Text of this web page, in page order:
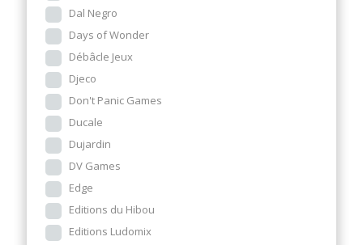
Dal Negro
Days of Wonder
Débâcle Jeux
Djeco
Don't Panic Games
Ducale
Dujardin
DV Games
Edge
Editions du Hibou
Editions Ludomix